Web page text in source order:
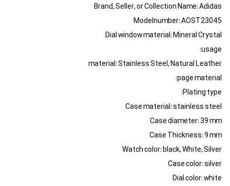
Brand, Seller, or Collection Name: Adidas
Modelnumber: AOST23045
Dial window material: Mineral Crystal
usage:
material: Stainless Steel, Natural Leather
page material:
Plating type:
Case material: stainless steel
Case diameter: 39 mm
Case Thickness: 9 mm
Watch color: black, White, Silver
Case color: silver
Dial color: white